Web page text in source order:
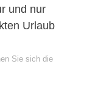
und nur
Urlaub
Sie sich die